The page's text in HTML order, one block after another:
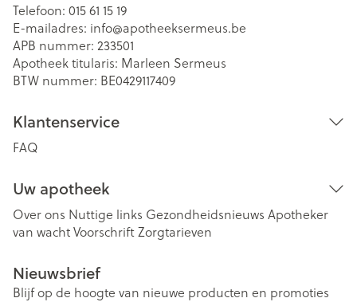
Telefoon: 015 61 15 19
E-mailadres: info@apotheeksermeus.be
APB nummer: 233501
Apotheek titularis: Marleen Sermeus
BTW nummer: BE0429117409
Klantenservice
FAQ
Uw apotheek
Over ons Nuttige links Gezondheidsnieuws Apotheker
van wachtVoorschriftZorgtarieven
Nieuwsbrief
Blijf op de hoogte van nieuwe producten en promoties